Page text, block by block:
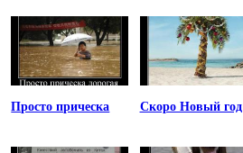
Просто прическа Скоро Новый год